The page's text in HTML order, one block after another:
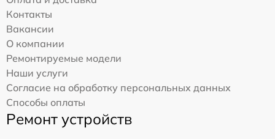
Контакты
Вакансии
О компании
Ремонтируемые модели
Наши услуги
Согласие на обработку персональных данных
Способы оплаты
Ремонт устройств